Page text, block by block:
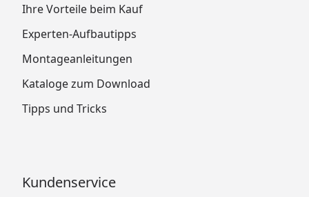
Ihre Vorteile beim Kauf
Experten-Aufbautipps
Montageanleitungen
Kataloge zum Download
Tipps und Tricks
Kundenservice